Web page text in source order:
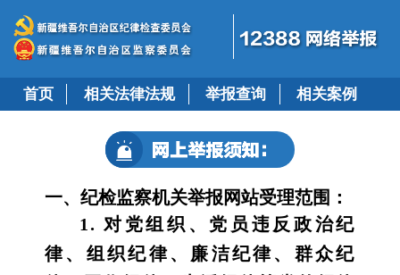
首页 相关法律法规 举报查询 相关案例
一、纪检监察机关举报网站受理范围：
1. 对党组织、党员违反政治纪
律、组织纪律、廉洁纪律、群众纪